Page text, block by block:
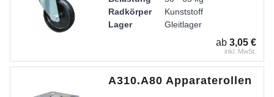
Radkörper
Kunststoff
Lager
Gleitlager
Stahlblech verzinkt-
ab 3,05 €
inkl. MwSt.
A310.A80 Apparaterollen